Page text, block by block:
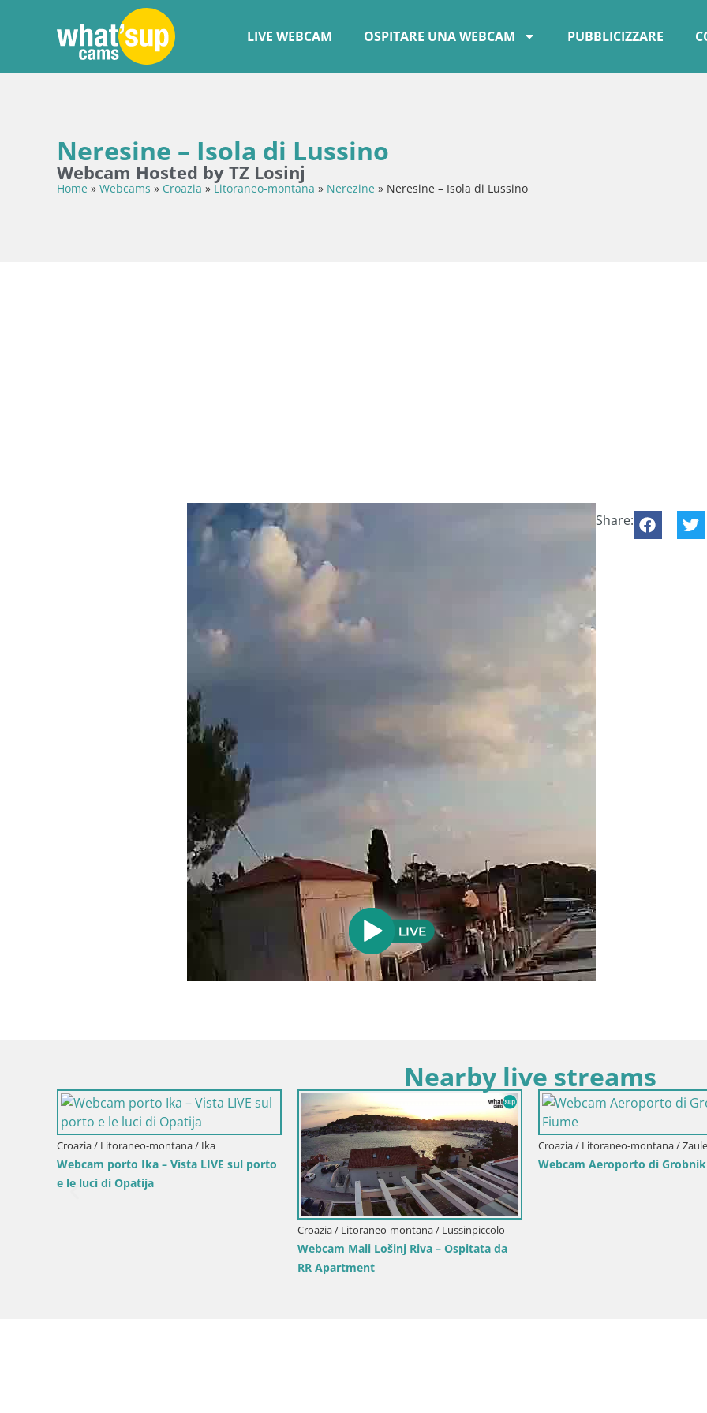
LIVE WEBCAM OSPITARE UNA WEBCAM PUBBLICIZZARE
Neresine – Isola di Lussino
Webcam Hosted by TZ Losinj
Home » Webcams » Croazia » Litoraneo-montana » Nerezine » Neresine – Isola di Lussino
Share:
Nearby live streams
montana / Zaule di Liburnia
di Grobnik – Fiume
Croazia / Litoraneo-montana / Vrbovsko
Webcam canion Kamačnik – Vrbovsko –
Croazia / Litoraneo-montana / Lussinpiccolo
Webcam Isola di Unije – Esplora la